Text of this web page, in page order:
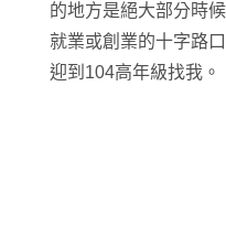
的地方是絕大部分時
就業或創業的十字路
迎到104高年級找我。